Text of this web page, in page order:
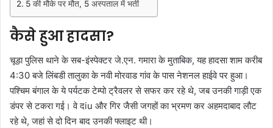
5 की मौके पर मौत, 5 अस्पताल में भर्ती
कैसे हुआ हादसा?
चूड़ा पुलिस थाने के सब-इंस्पेक्टर जे.एन. गमारा के मुताबिक, यह हादसा शाम करीब
4:30 बजे लिंबडी तालुका के नवी मोरवाड गांव के पास नेशनल हाईवे पर हुआ।
पश्चिम बंगाल के ये पर्यटक टेम्पो ट्रैवलर से सफर कर रहे थे, जब उनकी गाड़ी एक
डंपर से टकरा गई। वे दiu और गिर जैसी जगहों का भ्रमण कर अहमदाबाद लौट
रहे थे, जहां से दो दिन बाद उनकी फ्लाइट थी।